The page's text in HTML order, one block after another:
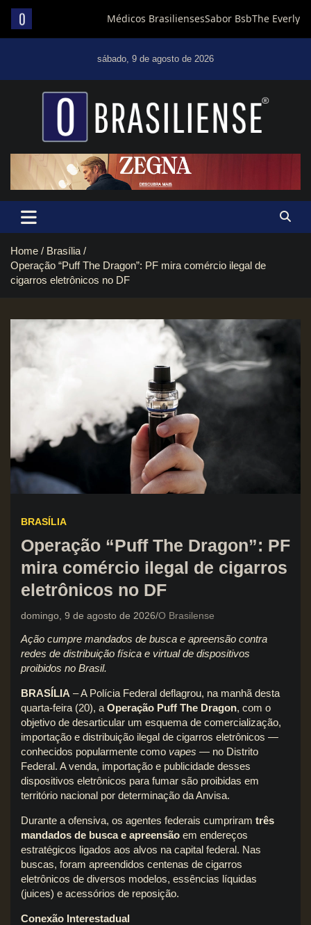
sábado, 9 de agosto de 2026
Um diário de notícias que trabalha por Brasília
Home
Brasília
Operação “Puff The Dragon”: PF mira comércio ilegal de
cigarros eletrônicos no DF
BRASÍLIA
Operação “Puff The Dragon”: PF
mira comércio ilegal de cigarros
eletrônicos no DF
domingo, 9 de agosto de 2026 O Brasilense
Ação cumpre mandados de busca e apreensão contra
redes de distribuição física e virtual de dispositivos
proibidos no Brasil.
BRASÍLIA – A Polícia Federal deflagrou, na manhã desta
quarta-feira (20), a Operação Puff The Dragon, com o
objetivo de desarticular um esquema de comercialização,
importação e distribuição ilegal de cigarros eletrônicos —
conhecidos popularmente como vapes — no Distrito
Federal. A venda, importação e publicidade desses
dispositivos eletrônicos para fumar são proibidas em
território nacional por determinação da Anvisa.
Durante a ofensiva, os agentes federais cumpriram três
mandados de busca e apreensão em endereços
estratégicos ligados aos alvos na capital federal. Nas
buscas, foram apreendidos centenas de cigarros
eletrônicos de diversos modelos, essências líquidas
(juices) e acessórios de reposição.
Conexão Interestadual